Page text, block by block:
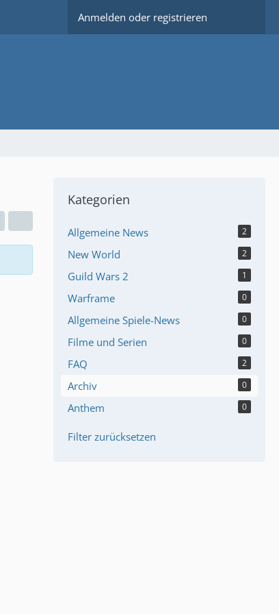
Anmelden oder registrieren
Kategorien
Allgemeine News 2
New World 2
Guild Wars 2 1
Warframe 0
Allgemeine Spiele-News 0
Filme und Serien 0
FAQ 2
Archiv 0
Anthem 0
Filter zurücksetzen